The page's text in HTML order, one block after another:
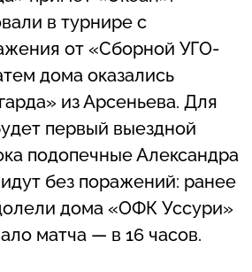
в турнире с
от «Сборной УГО-
дома оказались
из Арсеньева. Для
первый выездной
подопечные Александра
без поражений: ранее
дома «ОФК Уссури»
матча — в 16 часов.